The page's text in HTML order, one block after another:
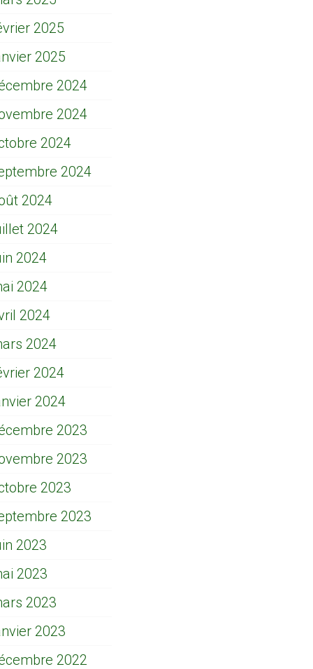
2025
2025
2024
2024
2024
2024
2024
2024
2024
2024
2024
2024
2024
2024
2023
2023
2023
2023
2023
2023
2023
2023
2022